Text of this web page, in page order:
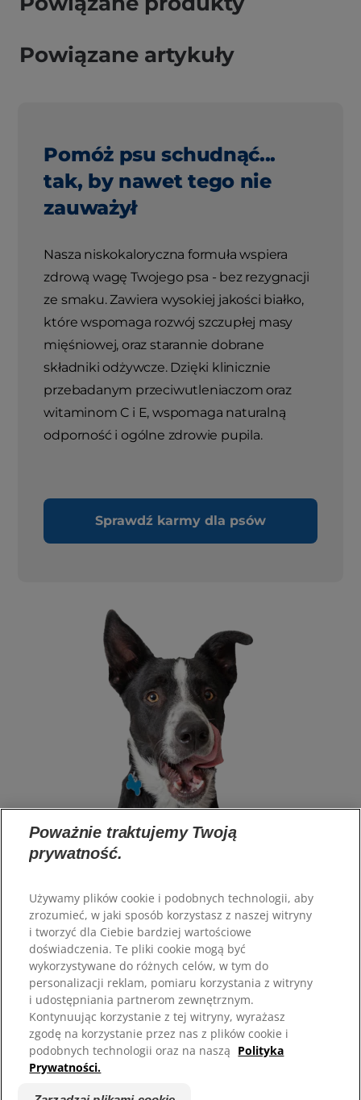
Powiązane artykuły
Pomóż psu schudnąć...
tak, by nawet tego nie
zauważył
Nasza niskokaloryczna formuła wspiera
zdrową wagę Twojego psa - bez rezygnacji
ze smaku. Zawiera wysokiej jakości białko,
które wspomaga rozwój szczupłej masy
mięśniowej, oraz starannie dobrane
składniki odżywcze. Dzięki klinicznie
przebadanym przeciwutleniaczom oraz
witaminom C i E, wspomaga naturalną
odporność i ogólne zdrowie pupila.
Sprawdź karmy dla psów
Wybór języka
Zasoby
Kontakt
Mapa strony
Nasze strony
Hill’s Vet
Kariera
Poważnie traktujemy Twoją
prywatność.
Używamy plików cookie i podobnych technologii, aby
zrozumieć, w jaki sposób korzystasz z naszej witryny
i tworzyć dla Ciebie bardziej wartościowe
doświadczenia. Te pliki cookie mogą być
wykorzystywane do różnych celów, w tym do
personalizacji reklam, pomiaru korzystania z witryny
i udostępniania partnerom zewnętrznym.
Kontynuując korzystanie z tej witryny, wyrażasz
zgodę na korzystanie przez nas z plików cookie i
podobnych technologii oraz na naszą Polityka
Prywatności.